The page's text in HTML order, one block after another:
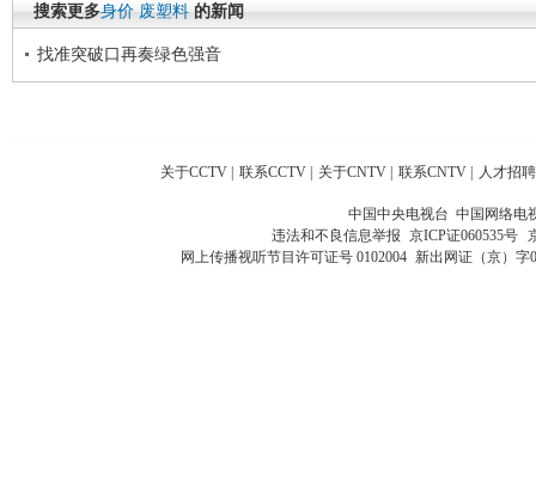
搜索更多身价 废塑料 的新闻
找准突破口再奏绿色强音
关于CCTV 联系CCTV 关于CNTV 联系CNTV 人才招聘
中国中央电视台 中国网络电
违法和不良信息举报 京ICP证060535号
网上传播视听节目许可证号 0102004 新出网证（京）